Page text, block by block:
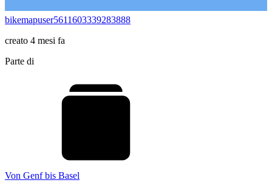
bikemapuser5611603339283888
creato 4 mesi fa
Parte di
Von Genf bis Basel